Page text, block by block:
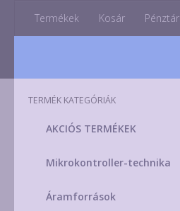
Termékek Kosár Pénztár
TERMÉK KATEGÓRIÁK
AKCIÓS TERMÉKEK
Mikrokontroller-technika
Áramforrások